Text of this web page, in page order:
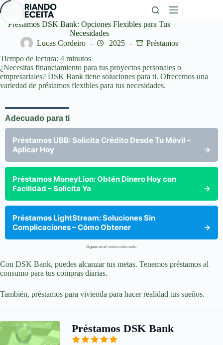
Saltar
al
contenido
Préstamos DSK Bank: Opciones Flexibles para Tus
Necesidades
Lucas Cordeiro
2025
Préstamos
Tiempo de lectura: 4 minutos
¿Necesitas financiamiento para tus proyectos personales o
empresariales? DSK Bank tiene soluciones para ti. Ofrecemos una
variedad de préstamos flexibles para tus necesidades.
Adecuado para ti
Préstamos UBB: Solicita Crédito Desde Tu Móvil –
Aplicar Hoy
→
Préstamos MoneyLion: Obtén Dinero Hoy con
Facilidad – Solicita Ya
→
Préstamos LightStream: Soluciones Sin
Complicaciones – Cómo Obtener
→
Sigues en el mismo sitio web..
Con DSK Bank, puedes alcanzar tus metas. Tenemos préstamos al
consumo para tus compras diarias.
También, préstamos para vivienda para hacer realidad tus sueños.
Préstamos DSK Bank